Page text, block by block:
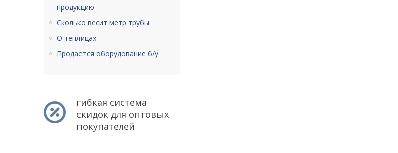
продукцию
Сколько весит метр трубы
О теплицах
Продается оборудование б/у
гибкая система
скидок для оптовых
покупателей